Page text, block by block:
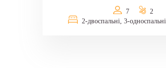
7
2
2-двоспальні, 3-односпальні